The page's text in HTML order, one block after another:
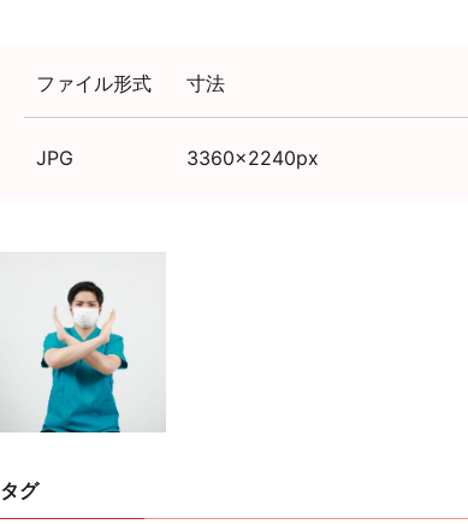
ファイル形式 寸法
JPG 3360×2240px
タグ